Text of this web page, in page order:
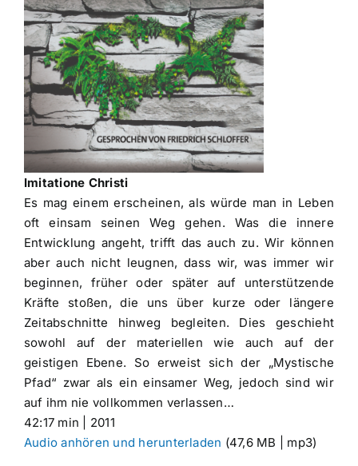
Imitatione Christi
Es mag einem erscheinen, als würde man in Leben
oft einsam seinen Weg gehen. Was die innere
Entwicklung angeht, trifft das auch zu. Wir können
aber auch nicht leugnen, dass wir, was immer wir
beginnen, früher oder später auf unterstützende
Kräfte stoßen, die uns über kurze oder längere
Zeitabschnitte hinweg begleiten. Dies geschieht
sowohl auf der materiellen wie auch auf der
geistigen Ebene. So erweist sich der „Mystische
Pfad“ zwar als ein einsamer Weg, jedoch sind wir
auf ihm nie vollkommen verlassen…
42:17 min | 2011
Audio anhören und herunterladen (47,6 MB | mp3)